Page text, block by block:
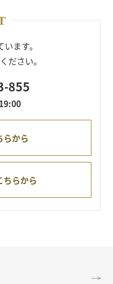
ます。
ださい。
855
らから
ちらから